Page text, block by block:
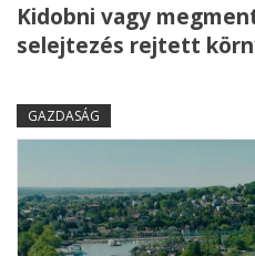
Kidobni vagy
selejtezés rejtett
GAZDASÁG